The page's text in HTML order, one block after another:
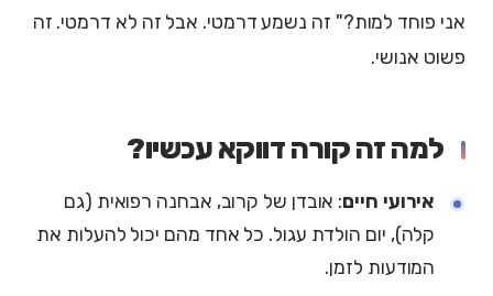
אני פוחד למות?" זה נשמע דרמטי. אבל זה לא דרמטי. זה
פשוט אנושי.
למה זה קורה דווקא עכשיו?
אירועי חיים: אובדן של קרוב, אבחנה רפואית (גם
קלה), יום הולדת עגול. כל אחד מהם יכול להעלות את
המודעות לזמן.